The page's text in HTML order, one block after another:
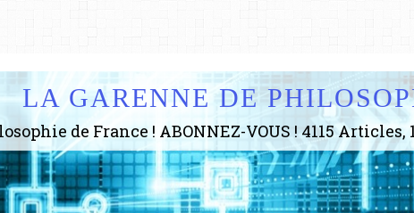
LA GARENNE DE